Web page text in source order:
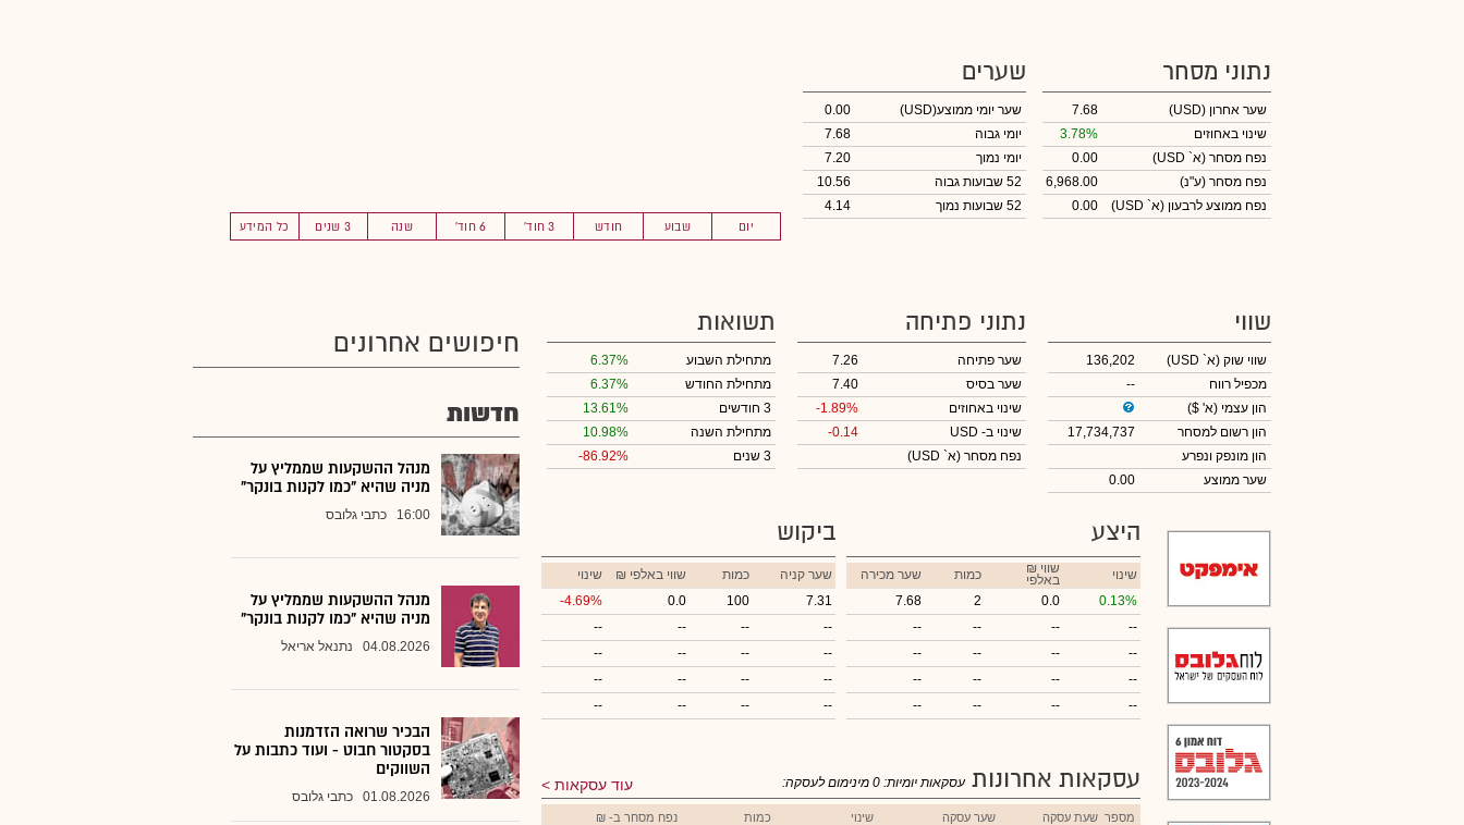
יום שבוע חודש 3 חוד' 6 חוד' שנה 3 שנים כל המידע
נתוני מסחר
שער אחרון (USD)
7.68
שינוי באחוזים
3.78%
נפח מסחר (א` USD)
0.00
נפח מסחר (ע"נ)
6,968.00
נפח ממוצע לרבעון (א` USD)
0.00
שערים
שער יומי ממוצע(USD)
0.00
יומי גבוה
7.68
יומי נמוך
7.20
52 שבועות גבוה
10.56
52 שבועות נמוך
4.14
שווי
שווי שוק (א` USD)
136,202
מכפיל רווח
--
הון עצמי (א' $)
הון רשום למסחר
17,734,737
הון מונפק ונפרע
שער ממוצע
0.00
נתוני פתיחה
שער פתיחה
7.26
שער בסיס
7.40
שינוי באחוזים
-1.89%
שינוי ב- USD
-0.14
נפח מסחר (א` USD)
תשואות
מתחילת השבוע
6.37%
מתחילת החודש
6.37%
3 חודשים
13.61%
מתחילת השנה
10.98%
3 שנים
-86.92%
היצע
שינוי ₪ שווי
באלפי כמות
שער מכירה
0.13%
0.0
2
7.68
--
--
--
--
--
--
--
--
--
--
--
--
--
--
--
--
ביקוש
שער קניה כמות ₪ שווי באלפי
שינוי
7.31
100
0.0
-4.69%
--
--
--
--
--
--
--
--
--
--
--
--
--
--
--
--
עסקאות אחרונות עוד עסקאות עסקאות יומיות: 0 מינימום לעסקה:
מספר שעת עסקה שער עסקה שינוי כמות נפח מסחר ב- ₪
חיפושים אחרונים
חדשות
מנהל ההשקעות שממליץ על
מניה שהיא "כמו לקנות בונקר"
16:00 כתבי גלובס
מנהל ההשקעות שממליץ על
מניה שהיא "כמו לקנות בונקר"
04.08.2026 נתנאל אריאל
הבכיר שרואה הזדמנות
בסקטור חבוט - ועוד כתבות על
השווקים
01.08.2026 כתבי גלובס